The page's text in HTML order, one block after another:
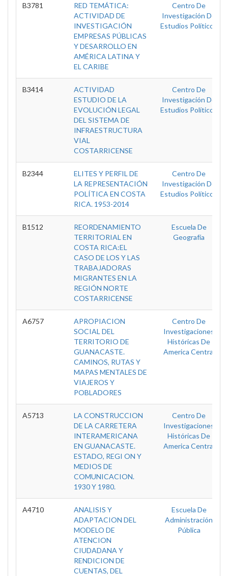
B3781
RED TEMÁTICA:
ACTIVIDAD DE
INVESTIGACIÓN
EMPRESAS PÚBLICAS
Y DESARROLLO EN
AMÉRICA LATINA Y
EL CARIBE
Centro De
Investigación De
Estudios Políticos
B3414
ACTIVIDAD
ESTUDIO DE LA
EVOLUCIÓN LEGAL
DEL SISTEMA DE
INFRAESTRUCTURA
VIAL
COSTARRICENSE
Centro De
Investigación De
Estudios Políticos
B2344
ELITES Y PERFIL DE
LA REPRESENTACIÓN
POLÍTICA EN COSTA
RICA. 1953-2014
Centro De
Investigación De
Estudios Políticos
B1512
REORDENAMIENTO
TERRITORIAL EN
COSTA RICA:EL
CASO DE LOS Y LAS
TRABAJADORAS
MIGRANTES EN LA
REGIÓN NORTE
COSTARRICENSE
Escuela De
Geografía
A6757
APROPIACION
SOCIAL DEL
TERRITORIO DE
GUANACASTE.
CAMINOS, RUTAS Y
MAPAS MENTALES DE
VIAJEROS Y
POBLADORES
Centro De
Investigaciones
Históricas De
America Central
A5713
LA CONSTRUCCION
DE LA CARRETERA
INTERAMERICANA
EN GUANACASTE.
ESTADO, REGI ON Y
MEDIOS DE
COMUNICACION.
1930 Y 1980.
Centro De
Investigaciones
Históricas De
America Central
A4710
ANALISIS Y
ADAPTACION DEL
MODELO DE
ATENCION
CIUDADANA Y
RENDICION DE
CUENTAS, DEL
Escuela De
Administración
Pública